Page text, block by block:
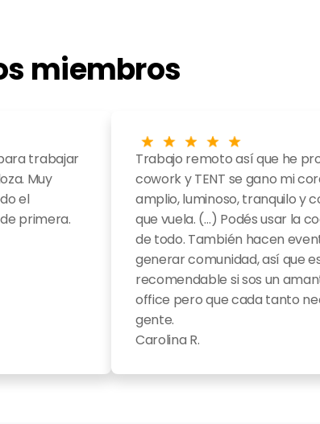
miembros
trabajar
Muy
el
primera.
Trabajo remoto así que he
cowork y TENT se gano mi
amplio, luminoso, tranquilo y
que vuela. (…) Podés usar la
de todo. También hacen
generar comunidad, así que
recomendable si sos un
office pero que cada tanto
gente.
Carolina R.